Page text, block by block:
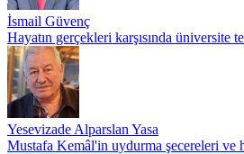
İsmail Güvenç
Hayatın gerçekleri karşısında üniversite
Yesevizade Alparslan Yasa
Mustafa Kemâl'in uydurma şecereleri ve